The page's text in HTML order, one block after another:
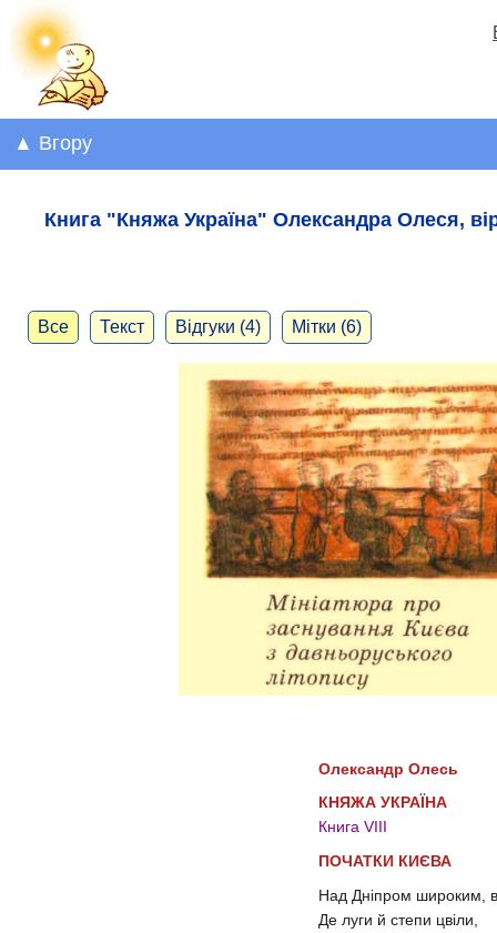
▲ Вгору
Книга "Княжа Україна" Олександра Олеся,
Все Текст Відгуки (4) Мітки (6)
Олександр Олесь
КНЯЖА УКРАЇНА
Книга VIII
ПОЧАТКИ КИЄВА
Над Дніпром широким,
Де луги й степи цвіли,